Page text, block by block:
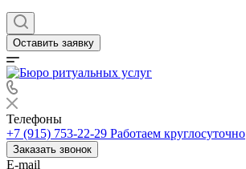
Оставить заявку
Телефоны
+7 (915) 753-22-29 Работаем круглосуточно
Заказать звонок
E-mail